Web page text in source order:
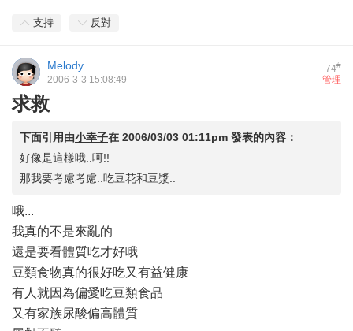
支持 反對
74#
Melody
管理
2006-3-3 15:08:49
求救
下面引用由小幸子在 2006/03/03 01:11pm 發表的內容：
好像是這樣哦..呵!!
那我要考慮考慮..吃豆花和豆漿..
哦...
我真的不是來亂的
還是要看體質吃才好哦
豆類食物真的很好吃又有益健康
有人就因為偏愛吃豆類食品
又有家族尿酸偏高體質